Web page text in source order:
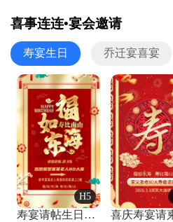
喜事连连•宴会邀请
寿宴生日 乔迁宴喜宴
H5
寿宴请帖生日宴邀请函老人寿星生日快乐祝寿